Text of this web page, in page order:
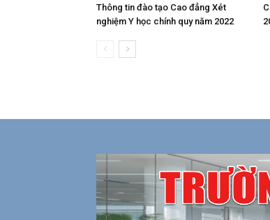
Thông tin đào tạo Cao đẳng Xét
nghiệm Y học chính quy năm 2022